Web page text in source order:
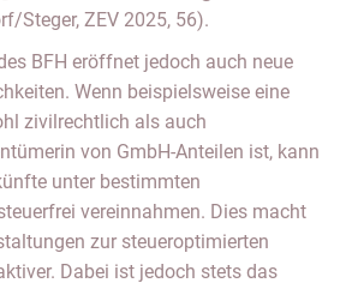
Steger, ZEV 2025, 56).
BFH eröffnet jedoch auch neue
Wenn beispielsweise eine
zivilrechtlich als auch
von GmbH-Anteilen ist, kann
unter bestimmten
vereinnahmen. Dies macht
zur steueroptimierten
Dabei ist jedoch stets das